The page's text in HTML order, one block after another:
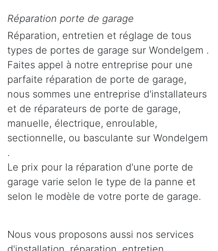
Réparation porte de garage
Réparation, entretien et réglage de tous
types de portes de garage sur Wondelgem .
Faites appel à notre entreprise pour une
parfaite réparation de porte de garage,
nous sommes une entreprise d'installateurs
et de réparateurs de porte de garage,
manuelle, électrique, enroulable,
sectionnelle, ou basculante sur Wondelgem
.
Le prix pour la réparation d'une porte de
garage varie selon le type de la panne et
selon le modèle de votre porte de garage.
Nous vous proposons aussi nos services